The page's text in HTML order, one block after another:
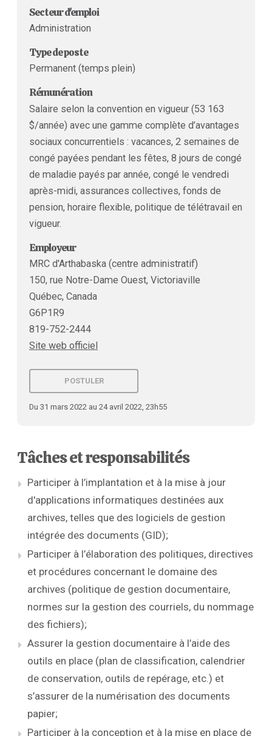
Secteur d'emploi
Administration
Type de poste
Permanent (temps plein)
Rémunération
Salaire selon la convention en vigueur (53 163
$/année) avec une gamme complète d’avantages
sociaux concurrentiels : vacances, 2 semaines de
congé payées pendant les fêtes, 8 jours de congé
de maladie payés par année, congé le vendredi
après-midi, assurances collectives, fonds de
pension, horaire flexible, politique de télétravail en
vigueur.
Employeur
MRC d'Arthabaska (centre administratif)
150, rue Notre-Dame Ouest, Victoriaville
Québec, Canada
G6P1R9
819-752-2444
Site web officiel
POSTULER
Du 31 mars 2022 au 24 avril 2022, 23h55
Tâches et responsabilités
Participer à l’implantation et à la mise à jour
d'applications informatiques destinées aux
archives, telles que des logiciels de gestion
intégrée des documents (GID);
Participer à l’élaboration des politiques, directives
et procédures concernant le domaine des
archives (politique de gestion documentaire,
normes sur la gestion des courriels, du nommage
des fichiers);
Assurer la gestion documentaire à l’aide des
outils en place (plan de classification, calendrier
de conservation, outils de repérage, etc.) et
s’assurer de la numérisation des documents
papier;
Participer à la conception et à la mise en place de